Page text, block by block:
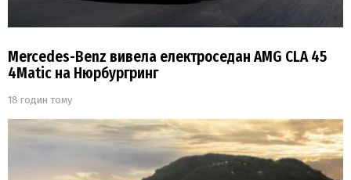
Mercedes-Benz вивела електроседан AMG CLA 45
4Matic на Нюрбургринг
18 годин тому